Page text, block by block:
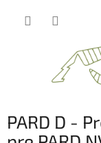
PARD D -